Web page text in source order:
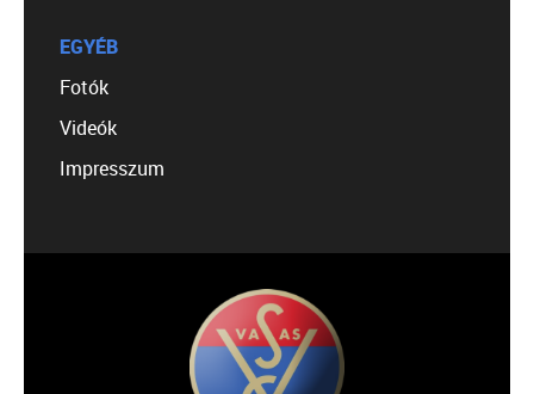
EGYÉB
Fotók
Videók
Impresszum